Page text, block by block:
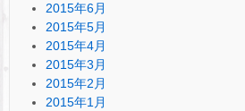
2015年6月
2015年5月
2015年4月
2015年3月
2015年2月
2015年1月